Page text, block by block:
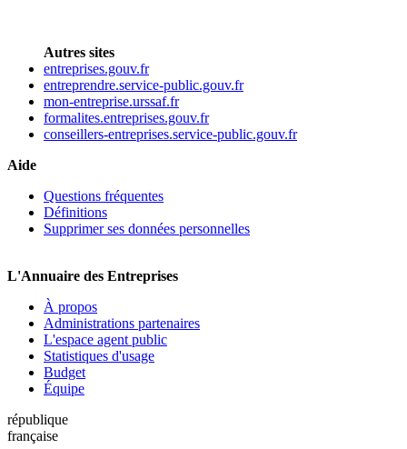
Autres sites
entreprises.gouv.fr
entreprendre.service-public.gouv.fr
mon-entreprise.urssaf.fr
formalites.entreprises.gouv.fr
conseillers-entreprises.service-public.gouv.fr
Aide
Questions fréquentes
Définitions
Supprimer ses données personnelles
L'Annuaire des Entreprises
À propos
Administrations partenaires
L'espace agent public
Statistiques d'usage
Budget
Équipe
république
française